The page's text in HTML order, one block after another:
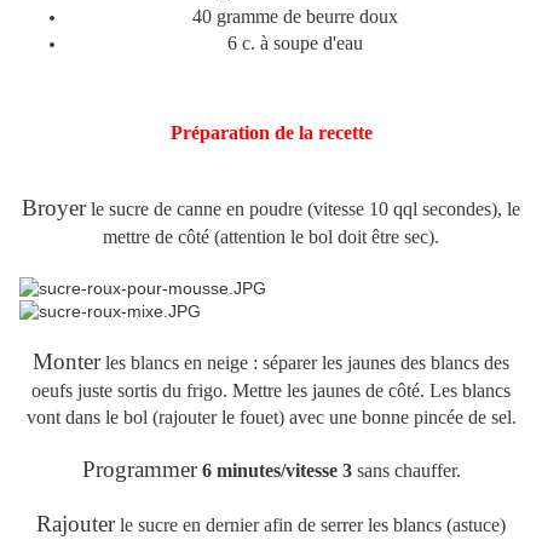
40 gramme de beurre doux
6 c. à soupe d'eau
Préparation de la recette
Broyerle sucre de canne en poudre (vitesse 10 qql secondes), le
mettre de côté (attention le bol doit être sec).
Monterles blancs en neige : séparer les jaunes des blancs des
oeufs juste sortis du frigo. Mettre les jaunes de côté. Les blancs
vont dans le bol (rajouter le fouet) avec une bonne pincée de sel.
Programmer 6 minutes/vitesse 3sans chauffer.
Rajouterle sucre en dernier afin de serrer les blancs (astuce)